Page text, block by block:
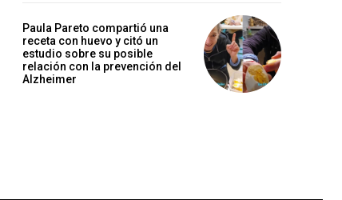
Paula Pareto compartió una
receta con huevo y citó un
estudio sobre su posible
relación con la prevención del
Alzheimer